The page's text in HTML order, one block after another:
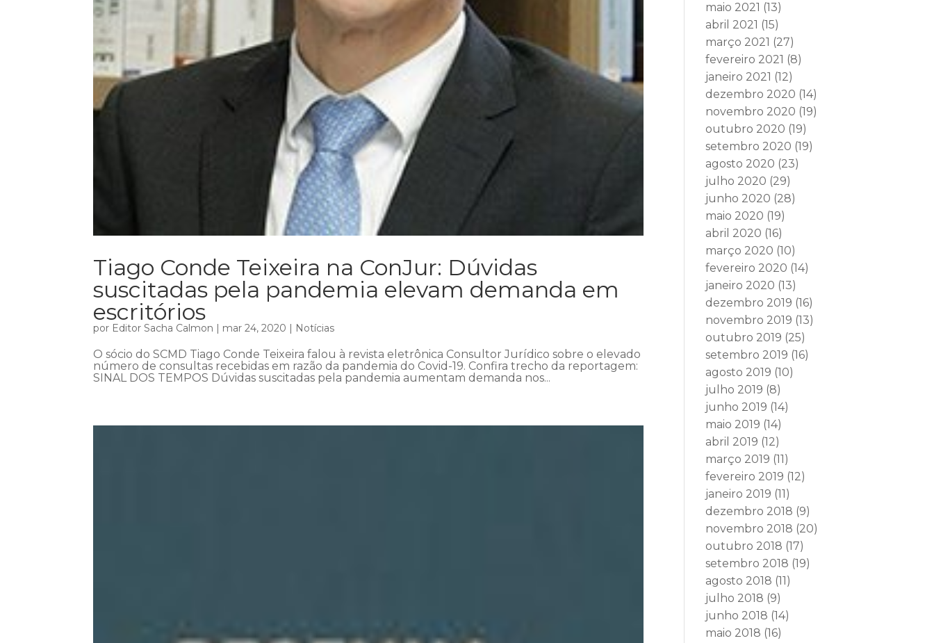
Tiago Conde Teixeira na ConJur: Dúvidas
suscitadas pela pandemia elevam demanda em
escritórios
por Editor Sacha Calmon | mar 24, 2020 | Notícias
O sócio do SCMD Tiago Conde Teixeira falou à revista eletrônica Consultor Jurídico sobre o elevado
número de consultas recebidas em razão da pandemia do Covid-19. Confira trecho da reportagem:
SINAL DOS TEMPOS Dúvidas suscitadas pela pandemia aumentam demanda nos...
maio 2021 (13)
abril 2021 (15)
março 2021 (27)
fevereiro 2021 (8)
janeiro 2021 (12)
dezembro 2020 (14)
novembro 2020 (19)
outubro 2020 (19)
setembro 2020 (19)
agosto 2020 (23)
julho 2020 (29)
junho 2020 (28)
maio 2020 (19)
abril 2020 (16)
março 2020 (10)
fevereiro 2020 (14)
janeiro 2020 (13)
dezembro 2019 (16)
novembro 2019 (13)
outubro 2019 (25)
setembro 2019 (16)
agosto 2019 (10)
julho 2019 (8)
junho 2019 (14)
maio 2019 (14)
abril 2019 (12)
março 2019 (11)
fevereiro 2019 (12)
janeiro 2019 (11)
dezembro 2018 (9)
novembro 2018 (20)
outubro 2018 (17)
setembro 2018 (19)
agosto 2018 (11)
julho 2018 (9)
junho 2018 (14)
maio 2018 (16)